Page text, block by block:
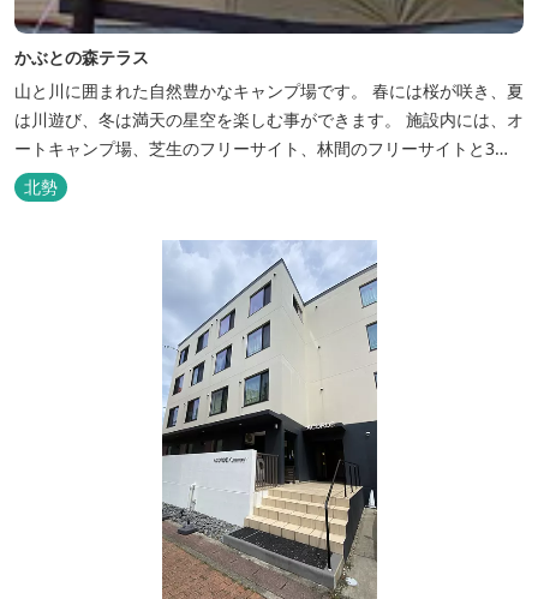
かぶとの森テラス
山と川に囲まれた自然豊かなキャンプ場です。 春には桜が咲き、夏
は川遊び、冬は満天の星空を楽しむ事ができます。 施設内には、オ
ートキャンプ場、芝生のフリーサイト、林間のフリーサイトと3種
類のキャンプ場があり、豊かな自然の中でのんびりとキャンプを楽
しむ事ができます。 テント泊が苦手な方や、小さなお子様連れの方
北勢